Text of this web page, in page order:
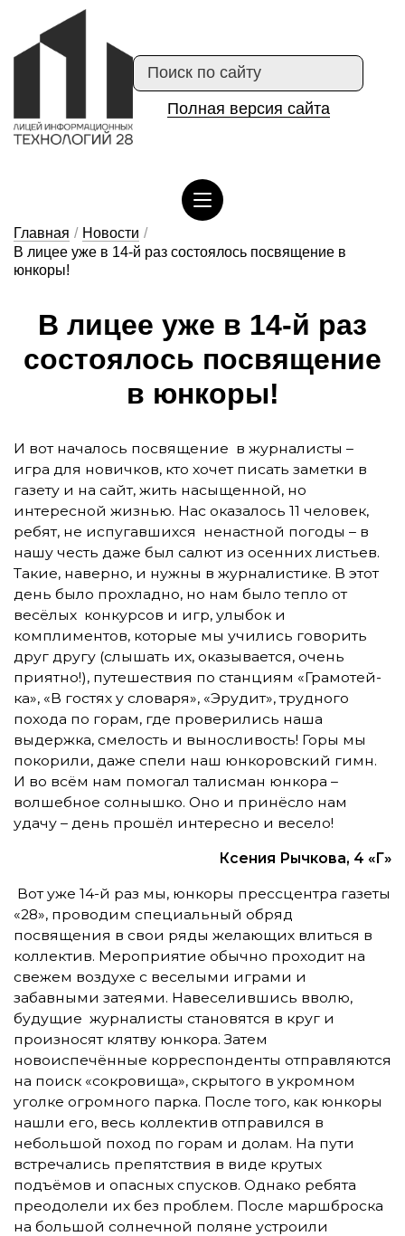
Полная версия сайта
Главная / Новости /
В лицее уже в 14-й раз состоялось посвящение в
юнкоры!
В ли­цее у­же в 14-й раз
сос­то­я­лось пос­вя­ще­ние
в юн­ко­ры!
И вот началось посвящение в журналисты –
игра для новичков, кто хочет писать заметки в
газету и на сайт, жить насыщенной, но
интересной жизнью. Нас оказалось 11 человек,
ребят, не испугавшихся ненастной погоды – в
нашу честь даже был салют из осенних листьев.
Такие, наверно, и нужны в журналистике. В этот
день было прохладно, но нам было тепло от
весёлых конкурсов и игр, улыбок и
комплиментов, которые мы учились говорить
друг другу (слышать их, оказывается, очень
приятно!), путешествия по станциям «Грамотей-
ка», «В гостях у словаря», «Эрудит», трудного
похода по горам, где проверились наша
выдержка, смелость и выносливость! Горы мы
покорили, даже спели наш юнкоровский гимн.
И во всём нам помогал талисман юнкора –
волшебное солнышко. Оно и принёсло нам
удачу – день прошёл интересно и весело!
Ксения Рычкова, 4 «Г»
Вот уже 14-й раз мы, юнкоры прессцентра газеты
«28», проводим специальный обряд
посвящения в свои ряды желающих влиться в
коллектив. Мероприятие обычно проходит на
свежем воздухе с веселыми играми и
забавными затеями. Навеселившись вволю,
будущие журналисты становятся в круг и
произносят клятву юнкора. Затем
новоиспечённые корреспонденты отправляются
на поиск «сокровища», скрытого в укромном
уголке огромного парка. После того, как юнкоры
нашли его, весь коллектив отправился в
небольшой поход по горам и долам. На пути
встречались препятствия в виде крутых
подъёмов и опасных спусков. Однако ребята
преодолели их без проблем. После маршброска
на большой солнечной поляне устроили